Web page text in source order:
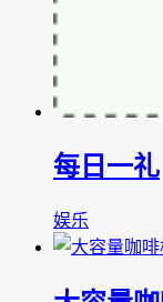
每日一礼
娱乐